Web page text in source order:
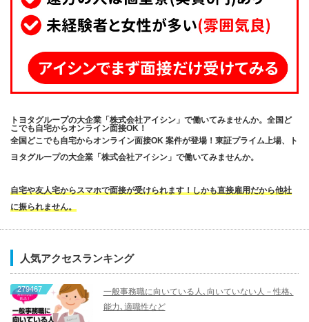
トヨタグループの大企業「株式会社アイシン」で働いてみませんか。全国ど
こでも自宅からオンライン面接OK！
全国どこでも自宅からオンライン面接OK 案件が登場！東証プライム上場、ト
ヨタグループの大企業「株式会社アイシン」で働いてみませんか。
自宅や友人宅からスマホで面接が受けられます！しかも直接雇用だから他社
に振られません。
人気アクセスランキング
279467
一般事務職に向いている人､向いていない人－性格､
能力､適職性など